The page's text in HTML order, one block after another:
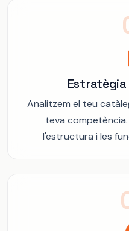
Analitzem el teu
teva
l'estructura i les